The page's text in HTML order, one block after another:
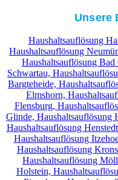
Unsere
Haushaltsauflösung
Haushaltsauflösung
Haushaltsauflösung Bad
Schwartau,
Bargteheide,
Elmshorn,
Flensburg,
Glinde, Haushaltsauflösung
Haushaltsauflösung
Haushaltsauflösung
Haushaltsauflösung
Haushaltsauflösung
Holstein,